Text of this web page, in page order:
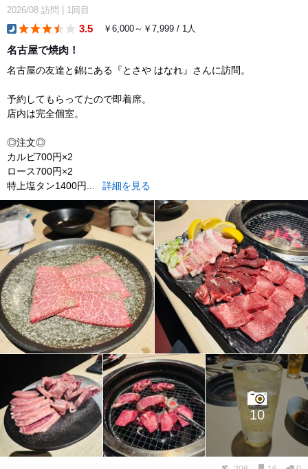
2026/08 訪問 | 1回目
3.5 ￥6,000～￥7,999 / 1人
名古屋で焼肉！
名古屋の友達と錦にある『とさや はなれ』さんに訪問。
予約してもらってたので即着席。
店内は完全個室。
◎注文◎
カルビ700円×2
ロース700円×2
特上塩タン1400円...
詳細を見る
10